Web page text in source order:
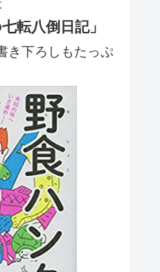
転八倒日記」
き下ろしもたっぷ